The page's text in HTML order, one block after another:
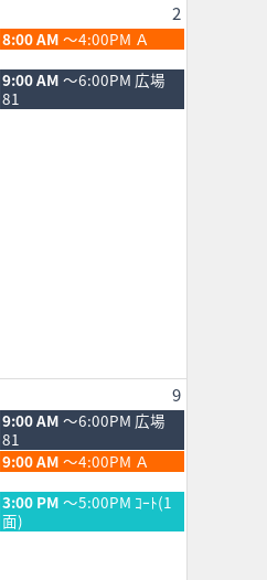
2
日
曜
日,
8
月
8:00 AM ～4:00PM Ａ
日
曜
日,
9:00 AM ～6:00PM 広場
81
9
日
曜
日,
8
月
9th
2026
9:00 AM ～6:00PM 広場
81
日
曜
日,
8
月
9:00 AM ～4:00PM Ａ
日
曜
日,
3:00 PM ～5:00PM ｺｰﾄ(1
面)